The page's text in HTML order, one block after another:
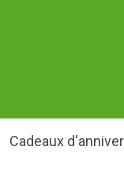
Cadeaux